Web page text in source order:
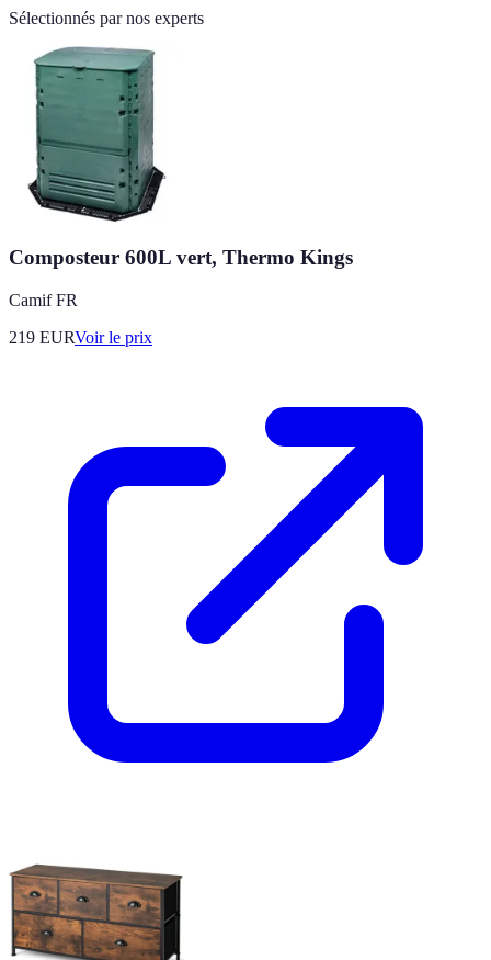
Sélectionnés par nos experts
Composteur 600L vert, Thermo Kings
Camif FR
219 EURVoir le prix